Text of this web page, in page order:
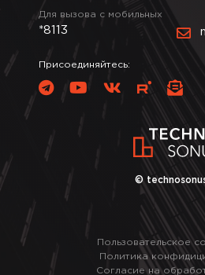
©
Пользовательское
Политика
Согласие на
Для вызова с мобильных
*8113
Присоединяйтесь: